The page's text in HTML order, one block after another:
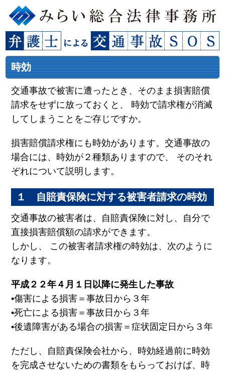
時効
交通事故で被害に遭ったとき、そのまま損害賠償
請求をせずに放っておくと、 時効で請求権が消滅
してしまうことをご存じですか。
損害賠償請求権にも時効があります。交通事故の
場合には、時効が２種類ありますので、 そのそれ
ぞれについて説明します。
１ 自賠責保険に対する被害者請求の時効
交通事故の被害者は、自賠責保険に対し、自分で
直接損害賠償額の請求ができます。
しかし、 この被害者請求権の時効は、次のように
なります。
平成２２年４月１日以降に発生した事故
•傷害による損害＝事故日から３年
•死亡による損害＝事故日から３年
•後遺障害がある場合の損害＝症状固定日から３年
ただし、自賠責保険会社から、時効経過前に時効
を完成させないための書類をもらっておけば、時